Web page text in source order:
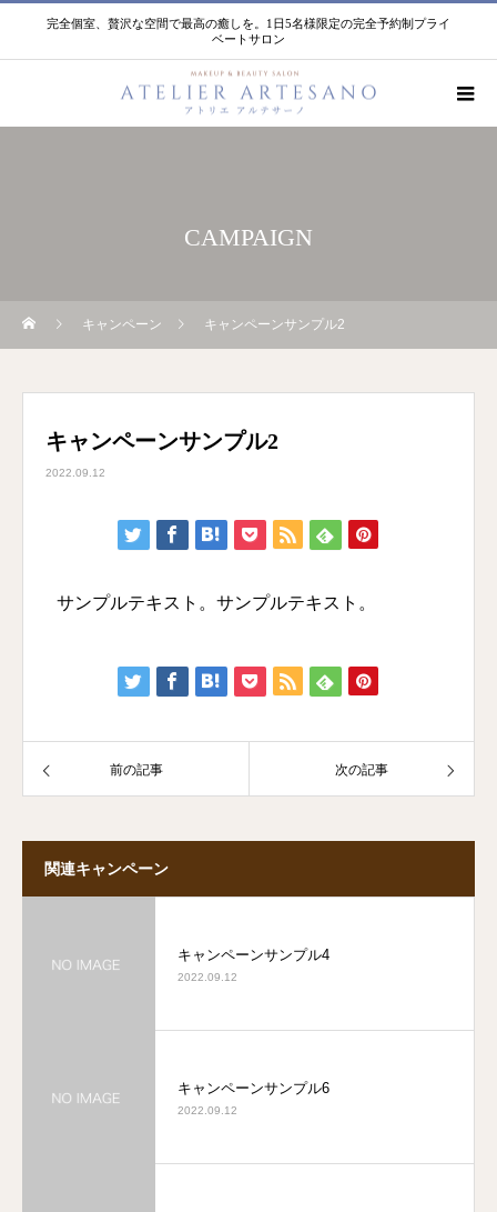
完全個室、贅沢な空間で最高の癒しを。1日5名様限定の完全予約制プライ
ベートサロン
CAMPAIGN
キャンペーン キャンペーンサンプル2
キャンペーンサンプル2
2022.09.12
サンプルテキスト。サンプルテキスト。
前の記事 次の記事
関連キャンペーン
キャンペーンサンプル4
2022.09.12
キャンペーンサンプル6
2022.09.12